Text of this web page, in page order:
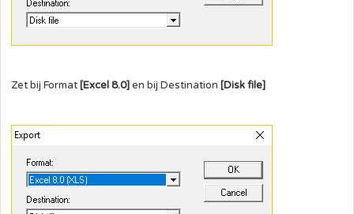
Zet bij Format [Excel 8.0] en bij Destination [Disk file]